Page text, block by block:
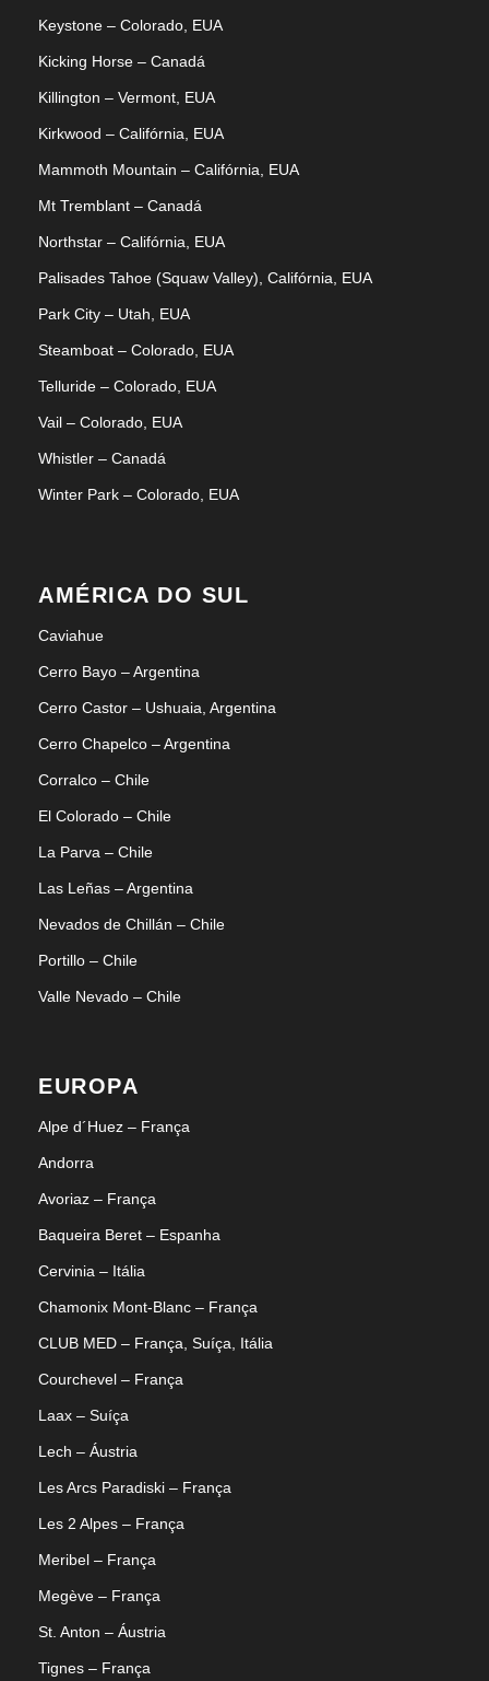
Mapas
Planejando sua snowtrip?
Peça um orçamento agora mesmo
Blog & Dicas
18/11/2025
Guia Completo Val Thorens: neve,
pistas e dicas
Conheça Val Thorens, a estação mais alta da Europa.
Pistas amplas, après-ski famoso e neve garantida. Guia
BLOG E DICAS
Keystone – Colorado, EUA
Kicking Horse – Canadá
Killington – Vermont, EUA
Kirkwood – Califórnia, EUA
Mammoth Mountain – Califórnia, EUA
Mt Tremblant – Canadá
Northstar – Califórnia, EUA
Palisades Tahoe (Squaw Valley), Califórnia, EUA
Park City – Utah, EUA
Steamboat – Colorado, EUA
Telluride – Colorado, EUA
Vail – Colorado, EUA
Whistler – Canadá
Winter Park – Colorado, EUA
AMÉRICA DO SUL
Caviahue
Cerro Bayo – Argentina
Cerro Castor – Ushuaia, Argentina
Cerro Chapelco – Argentina
Corralco – Chile
El Colorado – Chile
La Parva – Chile
Las Leñas – Argentina
Nevados de Chillán – Chile
Portillo – Chile
Valle Nevado – Chile
EUROPA
Alpe d´Huez – França
Andorra
Avoriaz – França
Baqueira Beret – Espanha
Cervinia – Itália
Chamonix Mont-Blanc – França
CLUB MED – França, Suíça, Itália
Courchevel – França
Laax – Suíça
Lech – Áustria
Les Arcs Paradiski – França
Les 2 Alpes – França
Meribel – França
Megève – França
St. Anton – Áustria
Tignes – França